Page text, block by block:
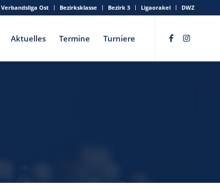
Verbandsliga Ost Bezirksklasse Bezirk 3 Ligaorakel DWZ
Aktuelles Termine Turniere